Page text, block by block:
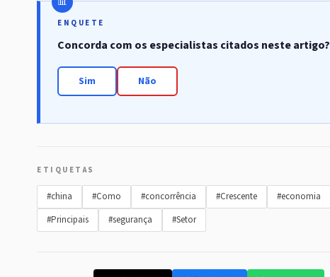
ENQUETE
Concorda com os especialistas citados neste artigo?
Sim Não
ETIQUETAS
#china #Como #concorrência #Crescente #economia
#Principais
#segurança #Setor